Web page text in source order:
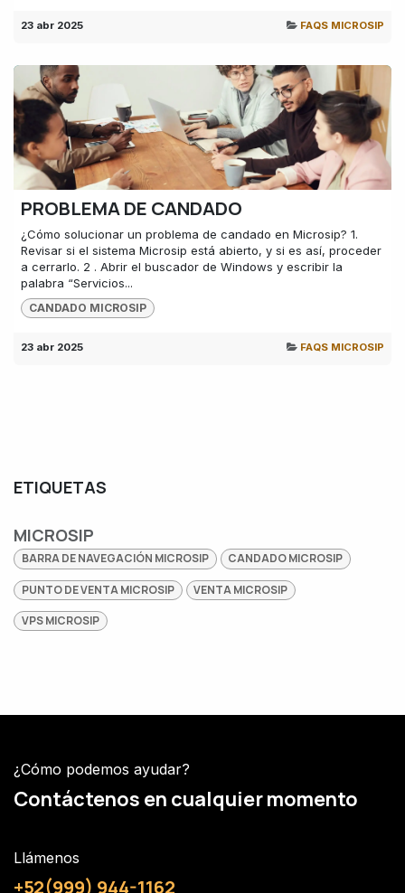
23 abr 2025 FAQS MICROSIP
PROBLEMA DE CANDADO
¿Cómo solucionar un problema de candado en Microsip? 1.
Revisar si el sistema Microsip está abierto, y si es así, proceder
a cerrarlo. 2 . Abrir el buscador de Windows y escribir la
palabra “Servicios...
CANDADO MICROSIP
23 abr 2025 FAQS MICROSIP
ETIQUETAS
MICROSIP
BARRA DE NAVEGACIÓN MICROSIP CANDADO MICROSIP
PUNTO DE VENTA MICROSIP VENTA MICROSIP
VPS MICROSIP
¿Cómo podemos ayudar?
Contáctenos en cualquier momento
Llámenos
+52(999) 944-1162